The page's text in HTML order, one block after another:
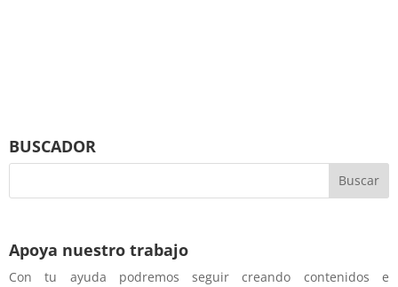
BUSCADOR
Apoya nuestro trabajo
Con tu ayuda podremos seguir creando contenidos e